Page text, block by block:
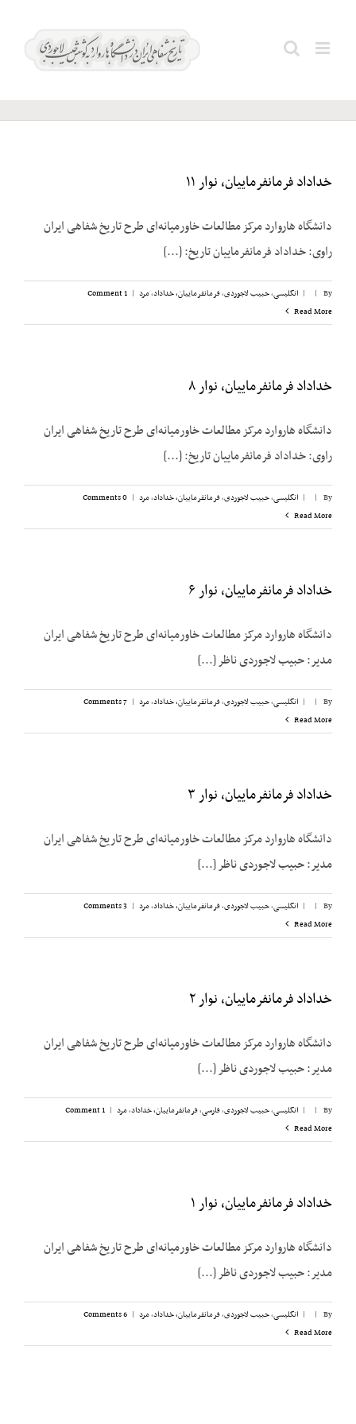
دانشگاه
خداداد فرمانفرماییان، نوار ۱۱
دانشگاه هاروارد مرکز مطالعات خاورمیانه‌ای طرح تاریخ شفاهی ایران
راوی: خداداد فرمانفرماییان تاریخ: [...]
By
|
| انگلیسی,حبیب لاجوردی,فرمانفرماییان، خداداد,مرد |
1 Comment
Read More
خداداد فرمانفرماییان، نوار ۸
دانشگاه هاروارد مرکز مطالعات خاورمیانه‌ای طرح تاریخ شفاهی ایران
راوی: خداداد فرمانفرماییان تاریخ: [...]
By
|
| انگلیسی,حبیب لاجوردی,فرمانفرماییان، خداداد,مرد |
0 Comments
Read More
خداداد فرمانفرماییان، نوار ۶
دانشگاه هاروارد مرکز مطالعات خاورمیانه‌ای طرح تاریخ شفاهی ایران
مدیر: حبیب لاجوردی ناظر [...]
By
|
| انگلیسی,حبیب لاجوردی,فرمانفرماییان، خداداد,مرد |
7 Comments
Read More
خداداد فرمانفرماییان، نوار ۳
دانشگاه هاروارد مرکز مطالعات خاورمیانه‌ای طرح تاریخ شفاهی ایران
مدیر: حبیب لاجوردی ناظر [...]
By
|
| انگلیسی,حبیب لاجوردی,فرمانفرماییان، خداداد,مرد |
3 Comments
Read More
خداداد فرمانفرماییان، نوار ۲
دانشگاه هاروارد مرکز مطالعات خاورمیانه‌ای طرح تاریخ شفاهی ایران
مدیر: حبیب لاجوردی ناظر [...]
By
|
| انگلیسی,حبیب لاجوردی,فارسی,فرمانفرماییان، خداداد,مرد |
1 Comment
Read More
خداداد فرمانفرماییان، نوار ۱
دانشگاه هاروارد مرکز مطالعات خاورمیانه‌ای طرح تاریخ شفاهی ایران
مدیر: حبیب لاجوردی ناظر [...]
By
|
| انگلیسی,حبیب لاجوردی,فرمانفرماییان، خداداد,مرد |
6 Comments
Read More